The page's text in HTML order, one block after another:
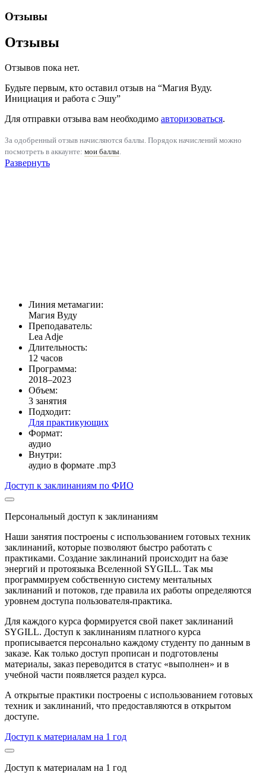
Отзывы
Отзывы
Отзывов пока нет.
Будьте первым, кто оставил отзыв на “Магия Вуду.
Инициация и работа с Эшу”
Для отправки отзыва вам необходимо авторизоваться.
За одобренный отзыв начисляются баллы. Порядок начислений можно
посмотреть в аккаунте: мои баллы.
Развернуть
Линия метамагии:
Магия Вуду
Преподаватель:
Lea Adje
Длительность:
12 часов
Программа:
2018–2023
Объем:
3 занятия
Подходит:
Для практикующих
Формат:
аудио
Внутри:
аудио в формате .mp3
Доступ к заклинаниям по ФИО
Персональный доступ к заклинаниям
Наши занятия построены с использованием готовых техник
заклинаний, которые позволяют быстро работать с
практиками. Создание заклинаний происходит на базе
энергий и протоязыка Вселенной SYGILL. Так мы
программируем собственную систему ментальных
заклинаний и потоков, где правила их работы определяются
уровнем доступа пользователя-практика.
Для каждого курса формируется свой пакет заклинаний
SYGILL. Доступ к заклинаниям платного курса
прописывается персонально каждому студенту по данным в
заказе. Как только доступ прописан и подготовлены
материалы, заказ переводится в статус «выполнен» и в
учебной части появляется раздел курса.
А открытые практики построены с использованием готовых
техник и заклинаний, что предоставляются в открытом
доступе.
Доступ к материалам на 1 год
Доступ к материалам на 1 год